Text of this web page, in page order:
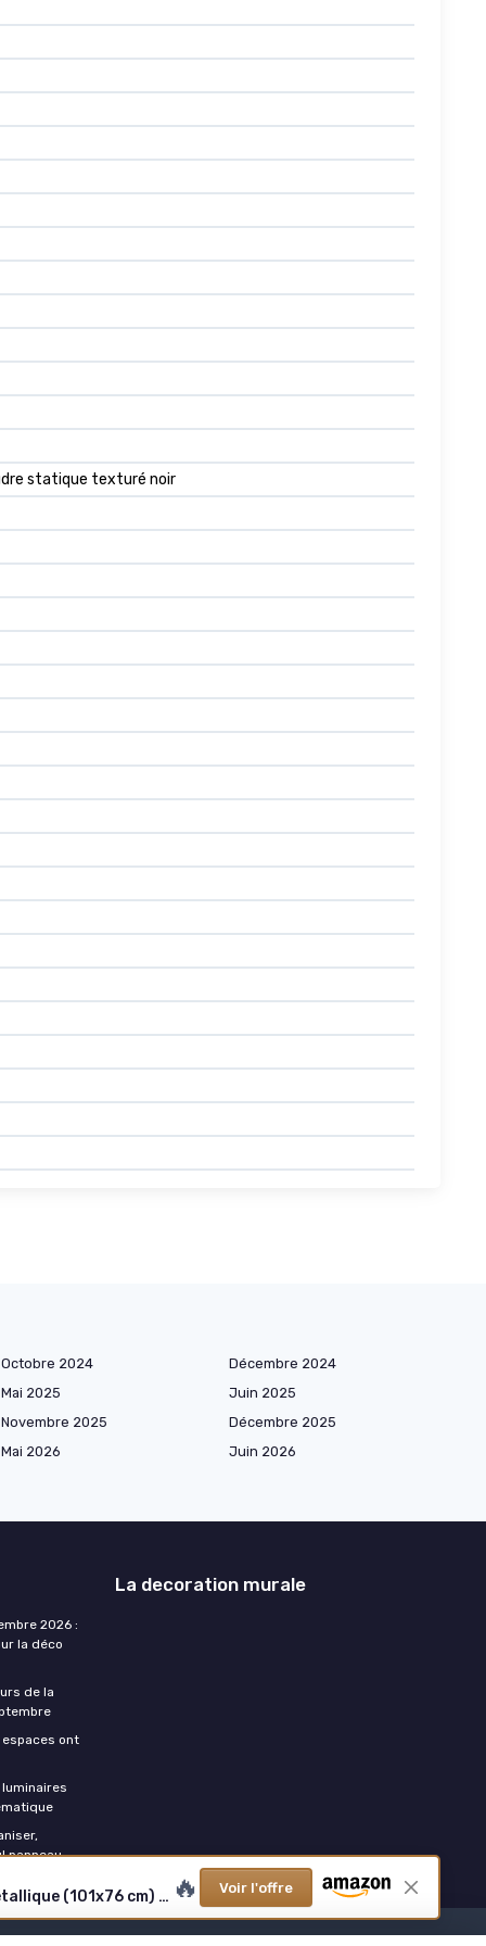
statique texturé noir
Carte du Monde en Métal Montagne, Décoration Murale en métal, Décoration de Maison, Décor de Salon, Plaque métallique (101x76 cm) 101L x 76l cm 🔥 Voir l'offre
Octobre 2024
Décembre 2024
Mai 2025
Juin 2025
Novembre 2025
Décembre 2025
Mai 2026
Juin 2026
2026 :
la déco
de la
ont
panneau
La decoration murale